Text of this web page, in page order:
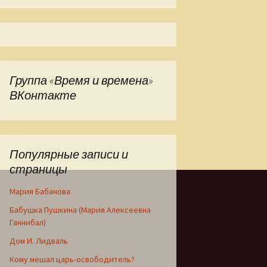
Веры Горт
Группа «Время и времена»
ВКонтакте
Популярные записи и
страницы
Мария Бабанова
Бабушка Пушкина (Мария Алексеевна
Ганнибал)
Дом И. Лидваль
Кому мешал царь-освободитель?